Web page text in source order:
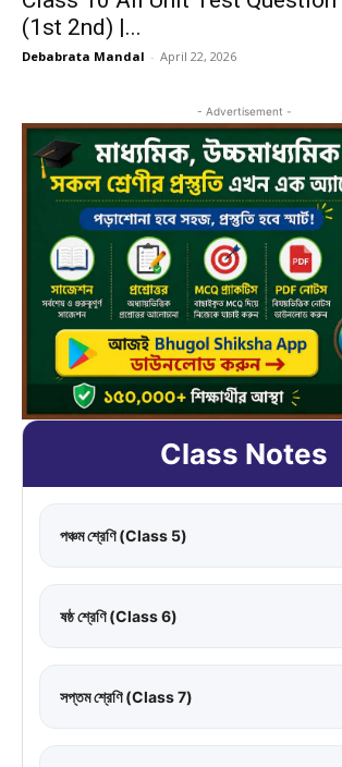
(1st 2nd) |...
Debabrata Mandal - April 22, 2026
- Advertisement -
Class Notes
পঞ্চম শ্রেণি (Class 5)
ষষ্ঠ শ্রেণি (Class 6)
সপ্তম শ্রেণি (Class 7)